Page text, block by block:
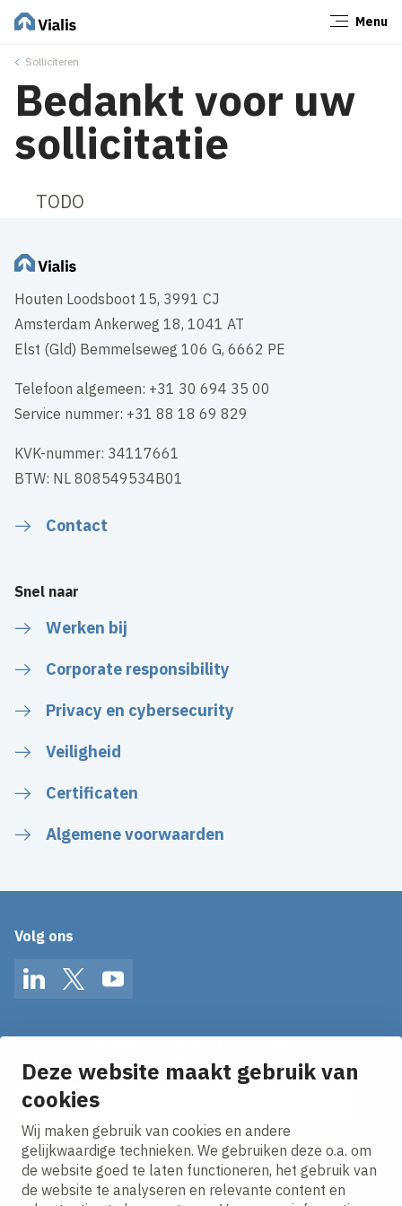
Deze website maakt gebruik van
cookies
Wij maken gebruik van cookies en andere
gelijkwaardige technieken. We gebruiken deze o.a. om
de website goed te laten functioneren, het gebruik van
de website te analyseren en relevante content en
Menu
Solliciteren
Bedankt voor uw
sollicitatie
TODO
Houten Loodsboot 15, 3991 CJ
Amsterdam Ankerweg 18, 1041 AT
Elst (Gld) Bemmelseweg 106 G, 6662 PE
Telefoon algemeen: +31 30 694 35 00
Service nummer: +31 88 18 69 829
KVK-nummer: 34117661
BTW: NL 808549534B01
Contact
Snel naar
Werken bij
Corporate responsibility
Privacy en cybersecurity
Veiligheid
Certificaten
Algemene voorwaarden
Volg ons
LinkedInTwitterYouTube
Ontvang onze nieuws alerts in je mailbox!
E-mailadres
Ik ga akkoord met hetprivacy statement.
Sluiten